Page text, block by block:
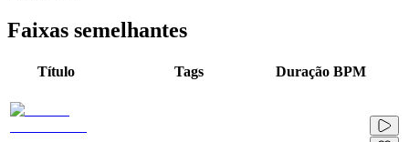
Faixas semelhantes
Título Tags Duração BPM